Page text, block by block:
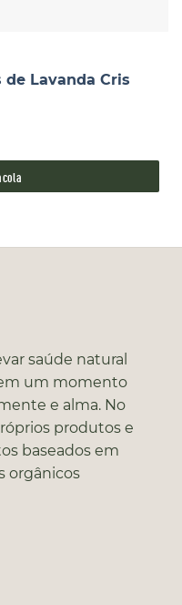
de Lavanda Cris
saúde natural
um momento
e alma. No
produtos e
baseados em
orgânicos